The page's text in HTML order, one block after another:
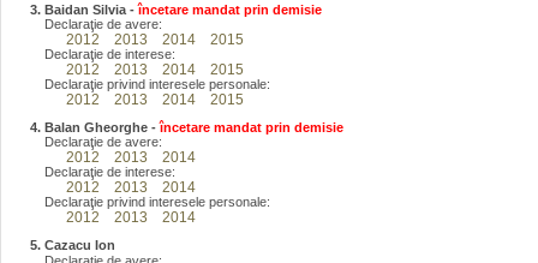
3. Baidan Silvia -încetare mandat prin demisie
Declaraţie de avere:
2012 2013 2014 2015
Declaraţie de interese:
2012 2013 2014 2015
Declaraţie privind interesele personale:
2012 2013 2014 2015
4. Balan Gheorghe -încetare mandat prin demisie
Declaraţie de avere:
2012 2013 2014
Declaraţie de interese:
2012 2013 2014
Declaraţie privind interesele personale:
2012 2013 2014
5. Cazacu Ion